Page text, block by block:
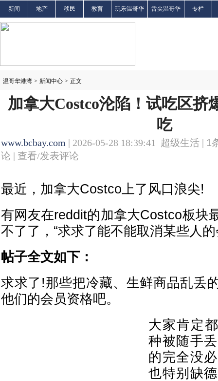
新闻 地产 移民 教育 玩乐温哥华 舌尖温哥华 专栏
温哥华港湾 > 新闻中心 > 正文
加拿大Costco沦陷！试吃区挤
吃
www.bcbay.com | 2026-05-28 18:39:41 超级生活 | 1
论 | 查看/发表评论
最近，加拿大Costco上了风口浪尖!
有网友在reddit的加拿大Costco板块
不了了，“求求了能不能取消某些人
帖子全文如下：
求求了!那些把冷藏、生鲜商品乱丢
他们的会员资格吧。
大家肯定
种被随手
的完全没
也特别缺